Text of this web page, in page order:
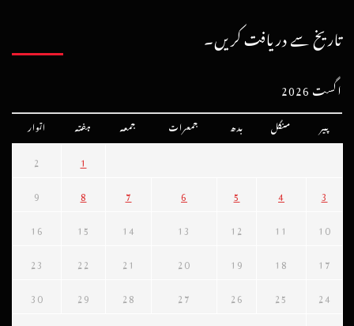
تاریخ سے دریافت کریں۔
اگست 2026
پیر منگل بدھ جمعرات جمعہ ہفتہ اتوار
1
2
3
4
5
6
7
8
9
10
11
12
13
14
15
16
17
18
19
20
21
22
23
24
25
26
27
28
29
30